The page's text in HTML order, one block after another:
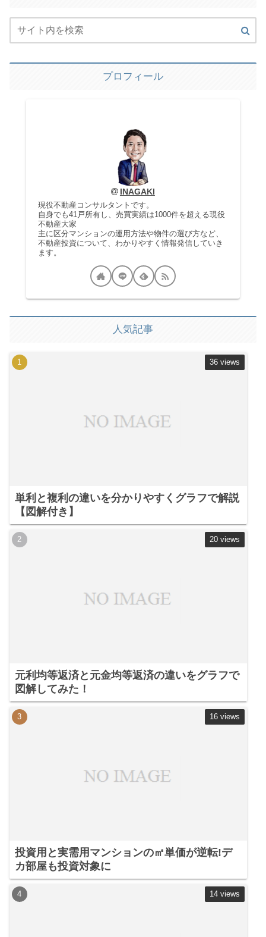
プロフィール
INAGAKI
現役不動産コンサルタントです。
自身でも41戸所有し、売買実績は1000件を超える現役
不動産大家
主に区分マンションの運用方法や物件の選び方など、
不動産投資について、わかりやすく情報発信していき
ます。
人気記事
単利と複利の違いを分かりやすくグラフで解説
【図解付き】
36 views
元利均等返済と元金均等返済の違いをグラフで
図解してみた！
20 views
投資用と実需用マンションの㎡単価が逆転!デ
カ部屋も投資対象に
16 views
14 views